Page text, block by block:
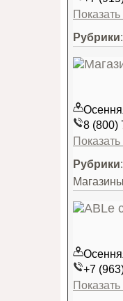
Показать
Рубрики
8 (800)
Показать
Рубрики
+7
Показать